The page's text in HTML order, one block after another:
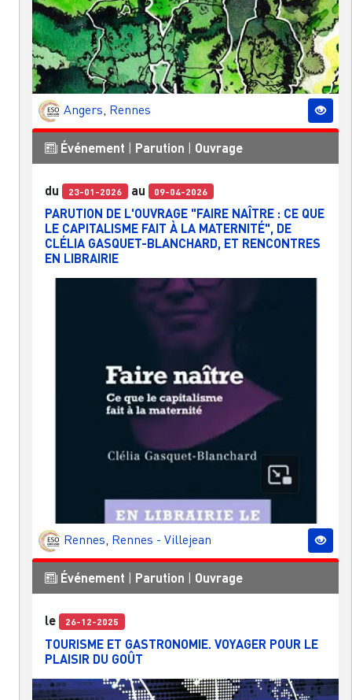
Angers, Rennes
Événement Parution Ouvrage
du 23-01-2026 au 09-04-2026
PARUTION DE L'OUVRAGE "FAIRE NAÎTRE : CE QUE
LE CAPITALISME FAIT À LA MATERNITÉ", DE
CLÉLIA GASQUET-BLANCHARD, ET RENCONTRES
EN LIBRAIRIE
Rennes, Rennes - Villejean
Événement Parution Ouvrage
le 26-12-2025
TOURISME ET GASTRONOMIE. VOYAGER POUR LE
PLAISIR DU GOÛT